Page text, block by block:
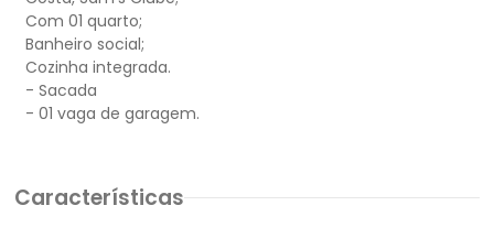
Com 01 quarto;
Banheiro social;
Cozinha integrada.
- Sacada
Características